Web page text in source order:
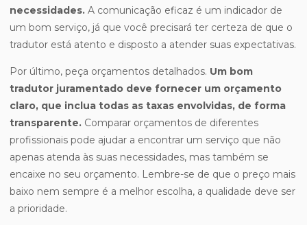
necessidades. A comunicação eficaz é um indicador de
um bom serviço, já que você precisará ter certeza de que o
tradutor está atento e disposto a atender suas expectativas.
Por último, peça orçamentos detalhados. Um bom
tradutor juramentado deve fornecer um orçamento
claro, que inclua todas as taxas envolvidas, de forma
transparente. Comparar orçamentos de diferentes
profissionais pode ajudar a encontrar um serviço que não
apenas atenda às suas necessidades, mas também se
encaixe no seu orçamento. Lembre-se de que o preço mais
baixo nem sempre é a melhor escolha, a qualidade deve ser
a prioridade.